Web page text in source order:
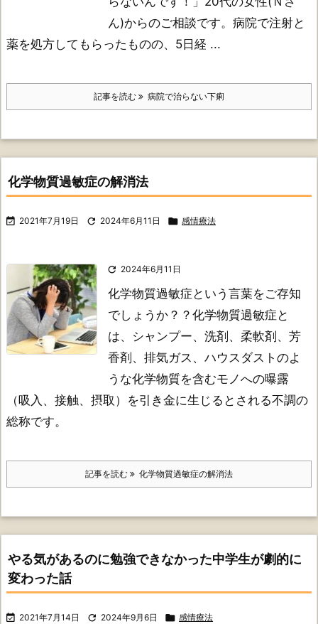
ん)からのご相談です。 病院で注射と
薬を処方してもらったものの、5日経 ...
記事を読む 病院で治らない下痢
化学物質過敏症の解消法
 2021年7月19日  2024年6月11日  感情療法
 2024年6月11日
化学物質過敏症という言葉をご存知
でしょうか？？ 化学物質過敏症と
は、シャンプー、洗剤、柔軟剤、芳
香剤、排気ガス、ハウスダストのよ
うな化学物質を含むモノへの曝露
（吸入、接触、摂取）を引き金に生じるとされる不調の
総称です。
記事を読む 化学物質過敏症の解消法
やる気があるのに勉強できなかった中学生が劇的に
変わった話
 2021年7月14日  2024年9月6日  感情療法